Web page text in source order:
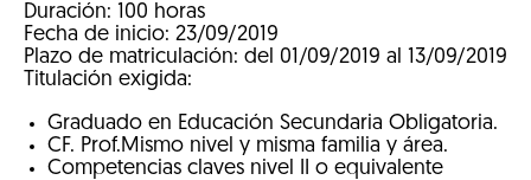
Duración: 100 horas
Fecha de inicio: 23/09/2019
Plazo de matriculación: del 01/09/2019 al 13/09/2019
Titulación exigida:
Graduado en Educación Secundaria Obligatoria.
CF. Prof.Mismo nivel y misma familia y área.
Competencias claves nivel II o equivalente